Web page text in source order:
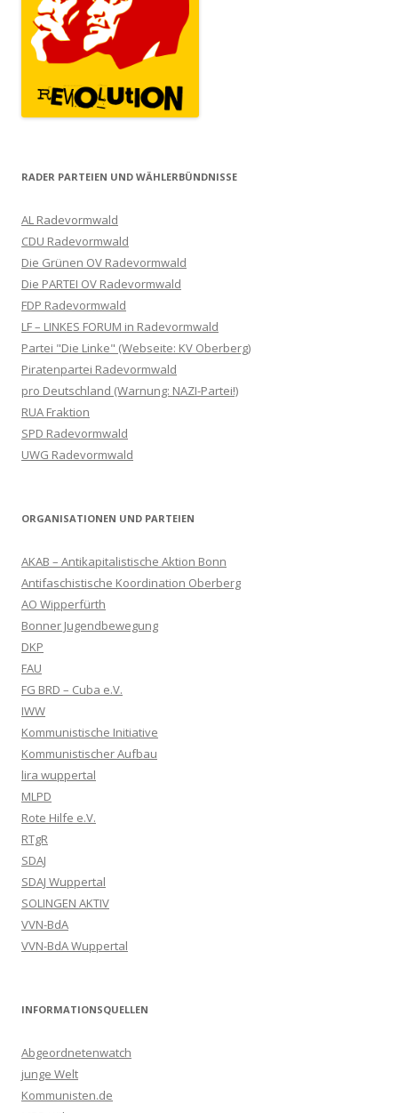
RADER PARTEIEN UND WÄHLERBÜNDNISSE
AL Radevormwald
CDU Radevormwald
Die Grünen OV Radevormwald
Die PARTEI OV Radevormwald
FDP Radevormwald
LF – LINKES FORUM in Radevormwald
Partei "Die Linke" (Webseite: KV Oberberg)
Piratenpartei Radevormwald
pro Deutschland (Warnung: NAZI-Partei!)
RUA Fraktion
SPD Radevormwald
UWG Radevormwald
ORGANISATIONEN UND PARTEIEN
AKAB – Antikapitalistische Aktion Bonn
Antifaschistische Koordination Oberberg
AO Wipperfürth
Bonner Jugendbewegung
DKP
FAU
FG BRD – Cuba e.V.
IWW
Kommunistische Initiative
Kommunistischer Aufbau
lira wuppertal
MLPD
Rote Hilfe e.V.
RTgR
SDAJ
SDAJ Wuppertal
SOLINGEN AKTIV
VVN-BdA
VVN-BdA Wuppertal
INFORMATIONSQUELLEN
Abgeordnetenwatch
junge Welt
Kommunisten.de